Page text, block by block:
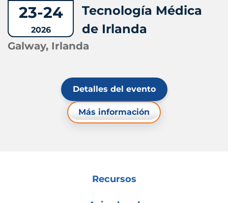
23-24
2026
Tecnología Médica
de Irlanda
Galway, Irlanda
Detalles del evento
Más información
Recursos